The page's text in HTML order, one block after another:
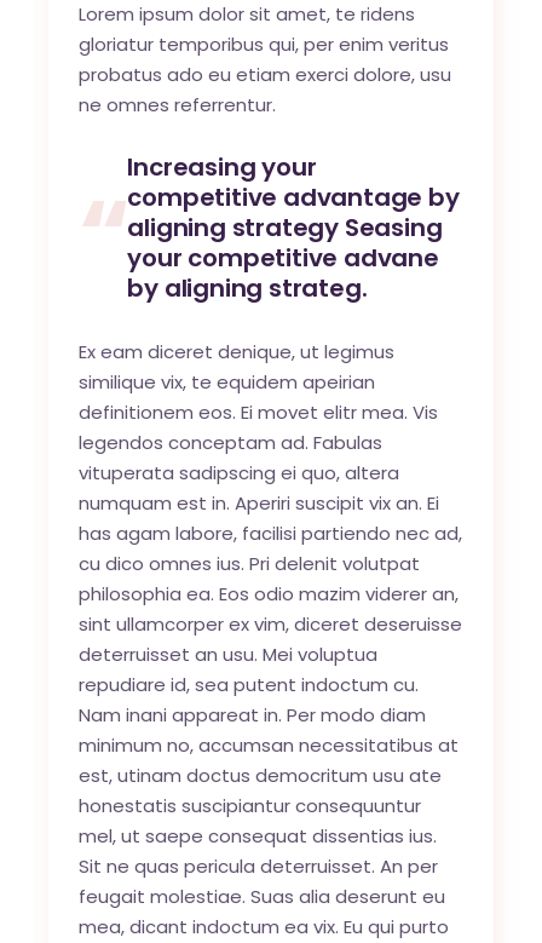
Lorem ipsum dolor sit amet, te ridens
gloriatur temporibus qui, per enim veritus
probatus ado eu etiam exerci dolore, usu
ne omnes referrentur.
Increasing your
competitive advantage by
aligning strategy Seasing
your competitive advane
by aligning strateg.
Ex eam diceret denique, ut legimus
similique vix, te equidem apeirian
definitionem eos. Ei movet elitr mea. Vis
legendos conceptam ad. Fabulas
vituperata sadipscing ei quo, altera
numquam est in. Aperiri suscipit vix an. Ei
has agam labore, facilisi partiendo nec ad,
cu dico omnes ius. Pri delenit volutpat
philosophia ea. Eos odio mazim viderer an,
sint ullamcorper ex vim, diceret deseruisse
deterruisset an usu. Mei voluptua
repudiare id, sea putent indoctum cu.
Nam inani appareat in. Per modo diam
minimum no, accumsan necessitatibus at
est, utinam doctus democritum usu ate
honestatis suscipiantur consequuntur
mel, ut saepe consequat dissentias ius.
Sit ne quas pericula deterruisset. An per
feugait molestiae. Suas alia deserunt eu
mea, dicant indoctum ea vix. Eu qui purto